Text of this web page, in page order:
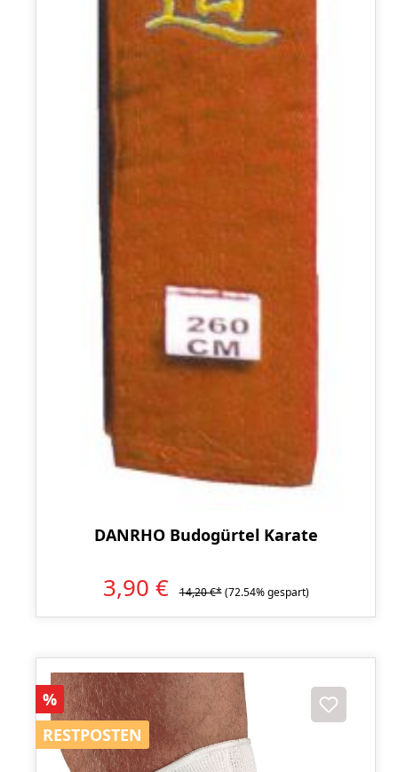
DANRHO Budogürtel Karate
3,90 € 14,20 €* (72.54% gespart)
Rabatt
%
RESTPOSTEN
RESTPOSTEN